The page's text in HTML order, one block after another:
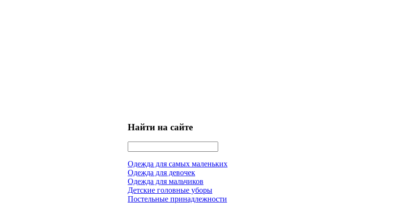
Найти на сайте
Одежда для самых маленьких
Одежда для девочек
Одежда для мальчиков
Детские головные уборы
Постельные принадлежности